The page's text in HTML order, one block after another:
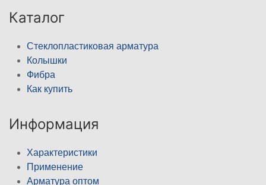
Каталог
Стеклопластиковая арматура
Колышки
Фибра
Как купить
Информация
Характеристики
Применение
Арматура оптом